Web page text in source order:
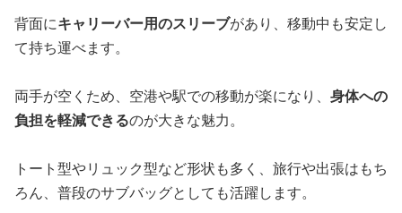
背面にキャリーバー用のスリーブがあり、移動中も安定し
て持ち運べます。
両手が空くため、空港や駅での移動が楽になり、 身体への
負担を軽減できるのが大きな魅力。
トート型やリュック型など形状も多く、旅行や出張はもち
ろん、普段のサブバッグとしても活躍します。